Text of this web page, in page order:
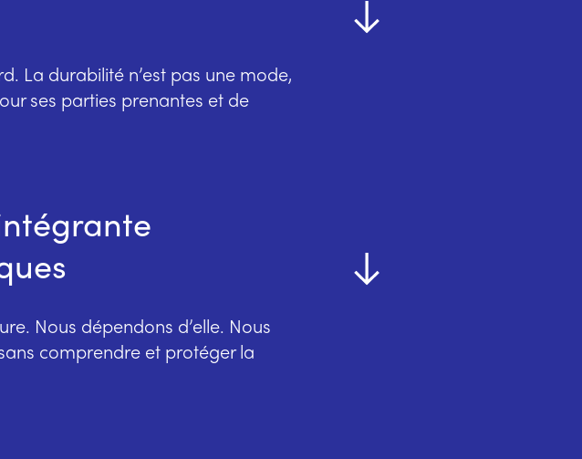
La durabilité n’est pas une mode,
ses parties prenantes et de
Nous dépendons d’elle. Nous
comprendre et protéger la